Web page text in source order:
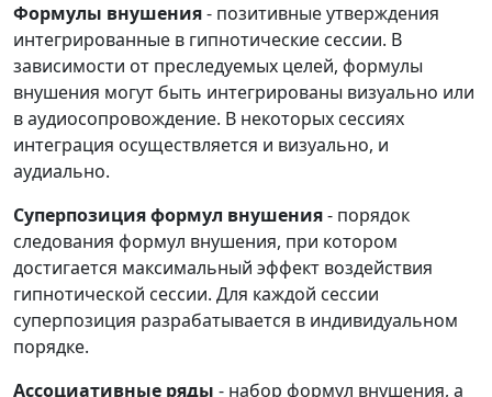
Формулы внушения- позитивные утверждения
интегрированные в гипнотические сессии. В
зависимости от преследуемых целей, формулы
внушения могут быть интегрированы визуально или
в аудиосопровождение. В некоторых сессиях
интеграция осуществляется и визуально, и
аудиально.
Суперпозиция формул внушения- порядок
следования формул внушения, при котором
достигается максимальный эффект воздействия
гипнотической сессии. Для каждой сессии
суперпозиция разрабатывается в индивидуальном
порядке.
Ассоциативные ряды - набор формул внушения, а